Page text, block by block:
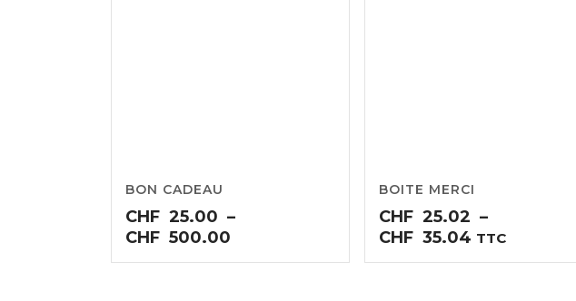
BON CADEAU
CHF 25.00 –
CHF 500.00
de
BOITE MERCI
CHF 25.02 –
CHF 35.04 Plage
de
TTC